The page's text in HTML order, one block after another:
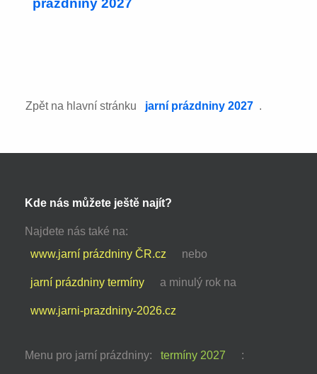
Zpět na hlavní stránku jarní prázdniny 2027 .
Kde nás můžete ještě najít?
Najdete nás také na:
www.jarní prázdniny ČR.cz
nebo
jarní prázdniny termíny a minulý rok na
www.jarni-prazdniny-2026.cz
Menu pro jarní prázdniny: termíny 2027 :